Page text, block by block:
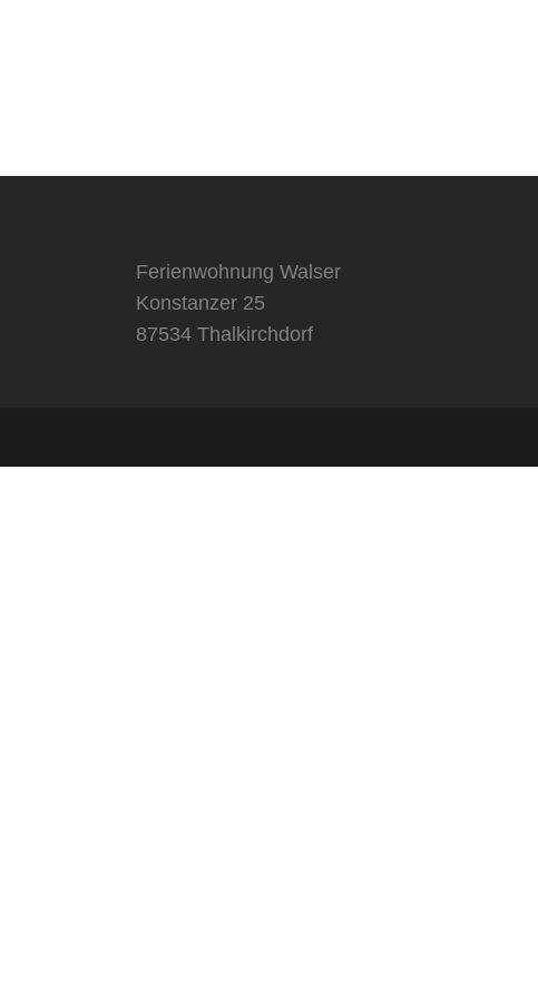
Ferienwohnung Walser
Konstanzer 25
87534 Thalkirchdorf